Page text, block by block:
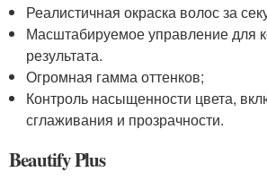
Реалистичная окраска волос за
Масштабируемое управление для
результата.
Огромная гамма оттенков;
Контроль насыщенности цвета,
сглаживания и прозрачности.
Beautify Plus